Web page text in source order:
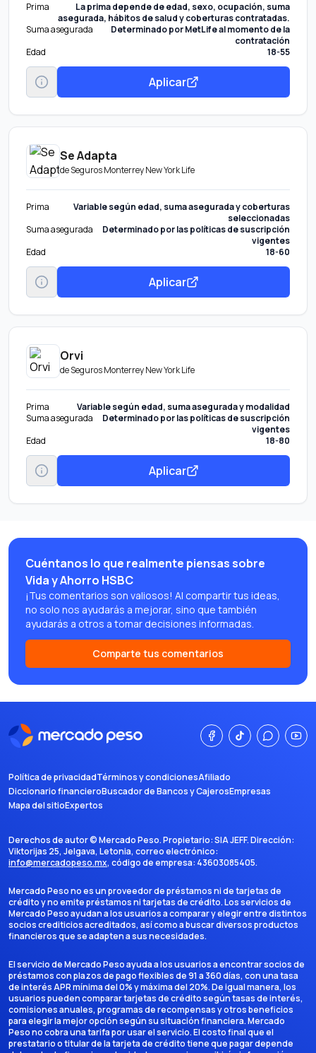
Prima
La prima depende de edad, sexo, ocupación, suma
asegurada, hábitos de salud y coberturas contratadas.
Suma asegurada
Determinado por MetLife al momento de la
contratación
Edad
18-55
Aplicar
Se Adapta
deSeguros Monterrey New York Life
Prima
Variable según edad, suma asegurada y coberturas
seleccionadas
Suma asegurada
Determinado por las políticas de suscripción
vigentes
Edad
18-60
Aplicar
Orvi
deSeguros Monterrey New York Life
Prima
Variable según edad, suma asegurada y modalidad
Suma asegurada
Determinado por las políticas de suscripción
vigentes
Edad
18-80
Aplicar
Cuéntanos lo que realmente piensas sobre
Vida y Ahorro HSBC
¡Tus comentarios son valiosos! Al compartir tus ideas,
no solo nos ayudarás a mejorar, sino que también
ayudarás a otros a tomar decisiones informadas.
Comparte tus comentarios
Política de privacidadTérminos y condicionesAfiliado
Diccionario financieroBuscador de Bancos y CajerosEmpresas
Mapa del sitioExpertos
Derechos de autor ©Mercado Peso. Propietario:SIA JEFF. Dirección:
Viktorijas 25, Jelgava, Letonia, correo electrónico:
info@mercadopeso.mx, código de empresa: 43603085405.
Mercado Peso no es un proveedor de préstamos ni de tarjetas de
crédito y no emite préstamos ni tarjetas de crédito. Los servicios de
Mercado Peso ayudan a los usuarios a comparar y elegir entre distintos
socios crediticios acreditados, así como a buscar diversos productos
financieros que se adapten a sus necesidades.
El servicio de Mercado Peso ayuda a los usuarios a encontrar socios de
préstamos con plazos de pago flexibles de 91 a 360 días, con una tasa
de interés APR mínima del 0% y máxima del 20%. De igual manera, los
usuarios pueden comparar tarjetas de crédito según tasas de interés,
comisiones anuales, programas de recompensas y otros beneficios
para elegir la mejor opción según su situación financiera. Mercado
Peso no cobra una tarifa por usar el servicio. El costo final que el
prestatario o titular de la tarjeta de crédito tiene que pagar depende